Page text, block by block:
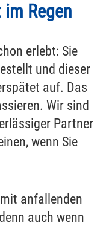
Regen
erlebt: Sie
und dieser
auf. Das
Wir sind
Partner
wenn Sie
anfallenden
auch wenn